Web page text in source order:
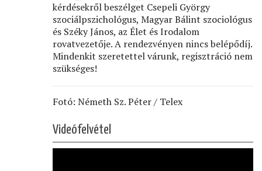
kérdésekről beszélget Csepeli György
szociálpszichológus, Magyar Bálint szociológus
és Széky János, az Élet és Irodalom
rovatvezetője. A rendezvényen nincs belépődíj.
Mindenkit szeretettel várunk, regisztráció nem
szükséges!
Fotó: Németh Sz. Péter / Telex
Videófelvétel